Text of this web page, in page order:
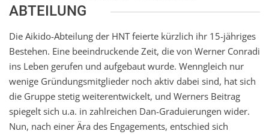
ABTEILUNG
Die Aikido-Abteilung der HNT feierte kürzlich ihr 15-jähriges
Bestehen. Eine beeindruckende Zeit, die von Werner Conradi
ins Leben gerufen und aufgebaut wurde. Wenngleich nur
wenige Gründungsmitglieder noch aktiv dabei sind, hat sich
die Gruppe stetig weiterentwickelt, und Werners Beitrag
spiegelt sich u.a. in zahlreichen Dan-Graduierungen wider.
Nun, nach einer Ära des Engagements, entschied sich